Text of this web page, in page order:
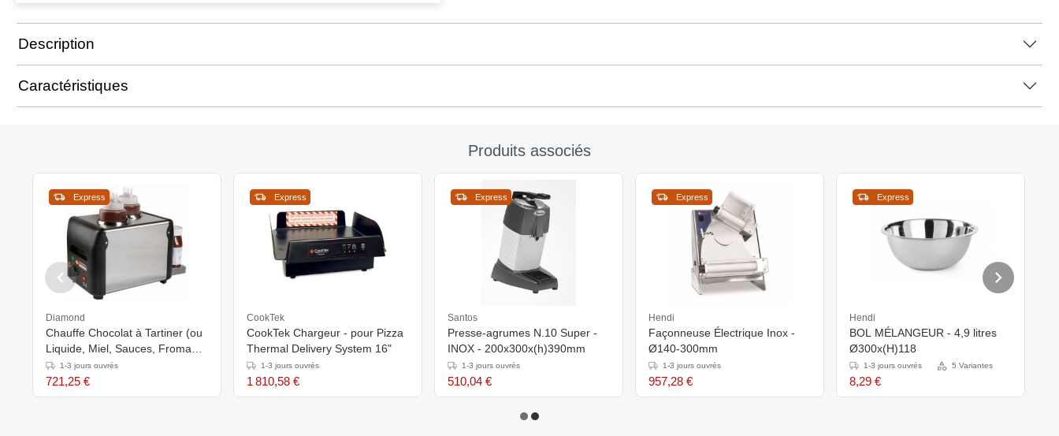
Description
Caractéristiques
Produits associés
Express
Diamond
Chauffe Chocolat à Tartiner (ou
Liquide, Miel, Sauces, Fromage)
- 2 x 1 L - 310x2105x(h)230mm
- 340W
1-3 jours ouvrés
721,25 €
Express
CookTek
CookTek Chargeur - pour Pizza
Thermal Delivery System 16"
1-3 jours ouvrés
1 810,58 €
Express
Santos
Presse-agrumes N.10 Super -
INOX - 200x300x(h)390mm
1-3 jours ouvrés
510,04 €
Express
Hendi
Façonneuse Électrique Inox -
Ø140-300mm
1-3 jours ouvrés
957,28 €
Express
Hendi
BOL MÉLANGEUR - 4,9 litres
Ø300x(H)118
1-3 jours ouvrés 5 Variantes
8,29 €